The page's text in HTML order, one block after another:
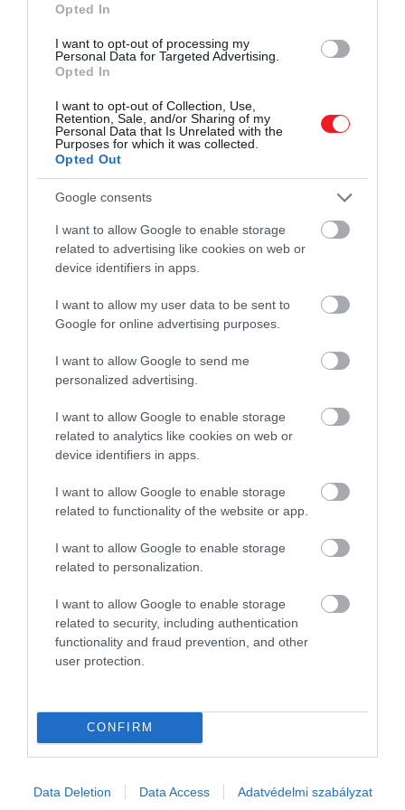
Opted In
I want to opt-out of processing my
Personal Data for Targeted Advertising.
Opted In
I want to opt-out of Collection, Use,
Retention, Sale, and/or Sharing of my
Personal Data that Is Unrelated with the
Purposes for which it was collected.
Opted Out
Google consents
I want to allow Google to enable storage
related to advertising like cookies on web or
device identifiers in apps.
I want to allow my user data to be sent to
Google for online advertising purposes.
I want to allow Google to send me
personalized advertising.
I want to allow Google to enable storage
related to analytics like cookies on web or
device identifiers in apps.
I want to allow Google to enable storage
related to functionality of the website or app.
I want to allow Google to enable storage
related to personalization.
I want to allow Google to enable storage
related to security, including authentication
functionality and fraud prevention, and other
user protection.
CONFIRM
Data Deletion Data Access Adatvédelmi szabályzat
A legkülönösebb megoldás azonban az, ahogyan a
zsákmány megtalálja a helyét a testben. Egyes
fajok, például akirálysiklók , amikor már nincs több
cikkcakkos formába rendezik. A zsákmány így nem
egyenes vonalban halad végig a testükben, hanem
megtörve, ami lehetővé teszi, hogy a valós
Figyelmedbe ajánljuk!
Egy új felfedezés szerint a kutyák már 16
ezer éve a legjobb barátaink
emésztőrendszerükis rendkívül hatékony.
szinte teljes egészében hasznosul. Ez az oka annak
is, hogy egy nagyobb étkezés után akár hónapokig,
szélsőséges esetben még tovább is képesek
táplálék nélkül élni. Nem minden kígyó követi
azonban ugyanazt a stratégiát. Az afrikai tojásfaló
majd a nyelőcsövükben lévő, befelé álló
csigolyatüskékkel törik fel a héjat. Más fajok inkább
kisebb részekre bontják a zsákmányt, vagy csak
annak bizonyos részeit fogyasztják el.
Olvasd el ezt is!
Létezik egy farkasfaj, amely órákon át
ámbráscetek viaskodnak egymással
Végre kiderült: a dinoszauruszok így